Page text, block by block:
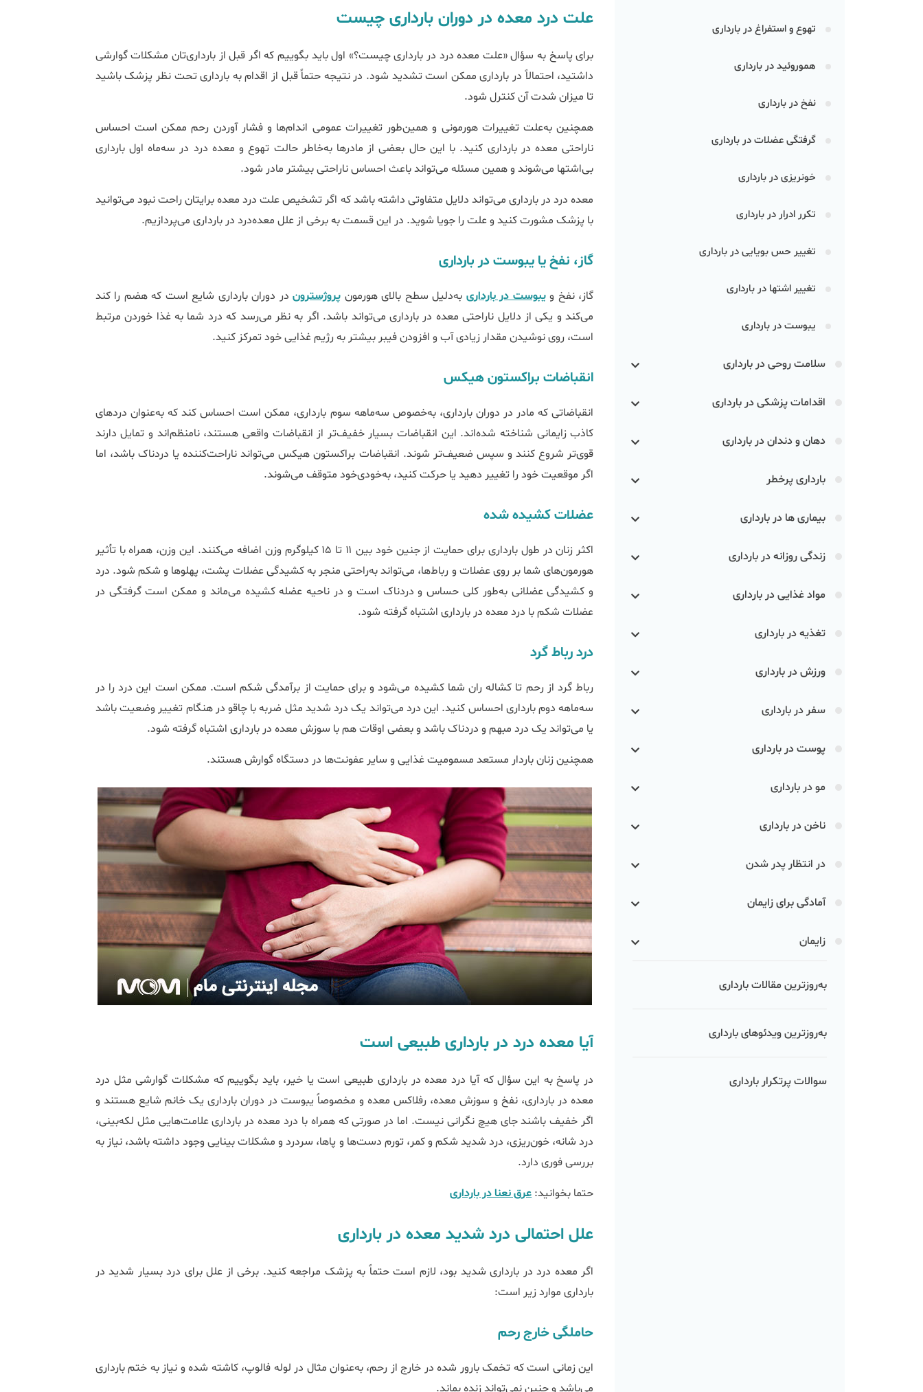
تهوع و استفراغ در بارداری
هموروئید در بارداری
نفخ در بارداری
گرفتگی عضلات در بارداری
خونریزی در بارداری
تکرر ادرار در بارداری
تغییر حس بویایی در بارداری
تغییر اشتها در بارداری
یبوست در بارداری
سلامت روحی در بارداری
اقدامات پزشکی در بارداری
دهان و دندان در بارداری
بارداری پرخطر
بیماری ها در بارداری
زندگی روزانه در بارداری
مواد غذایی در بارداری
تغذیه در بارداری
ورزش در بارداری
سفر در بارداری
پوست در بارداری
مو در بارداری
ناخن در بارداری
در انتظار پدر شدن
آمادگی برای زایمان
زایمان
به‌روزترین مقالات بارداری
به‌روزترین ویدئوهای بارداری
سوالات پرتکرار بارداری
علت درد معده در دوران بارداری چیست
برای پاسخ به سؤال «علت معده درد در بارداری چیست؟» اول باید بگوییم که اگر قبل از بارداری‌تان مشکلات گوارشی
داشتید، احتمالاً در بارداری ممکن است تشدید شود. در نتیجه حتماً قبل از اقدام به بارداری تحت نظر پزشک باشید
تا میزان شدت آن کنترل شود.
همچنین به‌علت تغییرات هورمونی و همین‌طور تغییرات عمومی اندام‌ها و فشار آوردن رحم ممکن است احساس
ناراحتی معده در بارداری کنید. با این حال بعضی از مادرها به‌خاطر حالت تهوع و معده درد در سه‌ماه اول بارداری
بی‌اشتها می‌شوند و همین مسئله می‌تواند باعث احساس ناراحتی بیشتر مادر شود.
معده درد در بارداری می‌تواند دلایل متفاوتی داشته باشد که اگر تشخیص علت درد معده برایتان راحت نبود می‌توانید
با پزشک مشورت کنید و علت را جویا شوید. در این قسمت به برخی از علل معده‌درد در بارداری می‌پردازیم.
گاز، نفخ یا یبوست در بارداری
گاز، نفخ ویبوست در بارداری به‌دلیل سطح بالای هورمون پروژستروندر دوران بارداری شایع است که هضم را کند
می‌کند و یکی از دلایل ناراحتی معده در بارداری می‌تواند باشد. اگر به نظر می‌رسد که درد شما به غذا خوردن مرتبط
است، روی نوشیدن مقدار زیادی آب و افزودن فیبر بیشتر به رژیم غذایی خود تمرکز کنید.
انقباضات براکستون هیکس
انقباضاتی که مادر در دوران بارداری، به‌خصوص سه‌ماهه سوم بارداری، ممکن است احساس کند که به‌عنوان دردهای
کاذب زایمانی شناخته شده‌اند. این انقباضات بسیار خفیف‌تر از انقباضات واقعی هستند، نامنظم‌اند و تمایل دارند
قوی‌تر شروع کنند و سپس ضعیف‌تر شوند. انقباضات براکستون هیکس می‌تواند ناراحت‌کننده یا دردناک باشد، اما
اگر موقعیت خود را تغییر دهید یا حرکت کنید، به‌خودی‌خود متوقف می‌شوند.
عضلات کشیده شده
اکثر زنان در طول بارداری برای حمایت از جنین خود بین ۱۱ تا ۱۵ کیلوگرم وزن اضافه می‌کنند. این وزن، همراه با تأثیر
هورمون‌های شما بر روی عضلات و رباط‌ها، می‌تواند به‌راحتی منجر به کشیدگی عضلات پشت، پهلوها و شکم شود. درد
و کشیدگی عضلانی به‌طور کلی حساس و دردناک است و در ناحیه عضله کشیده می‌ماند و ممکن است گرفتگی در
عضلات شکم با درد معده در بارداری اشتباه گرفته شود.
درد رباط گرد
رباط گرد از رحم تا کشاله ران شما کشیده می‌شود و برای حمایت از برآمدگی شکم است. ممکن است این درد را در
سه‌ماهه دوم بارداری احساس کنید. این درد می‌تواند یک درد شدید مثل ضربه با چاقو در هنگام تغییر وضعیت باشد
یا می‌تواند یک درد مبهم و دردناک باشد و بعضی اوقات هم با سوزش معده در بارداری اشتباه گرفته شود.
همچنین زنان باردار مستعد مسمومیت غذایی و سایر عفونت‌ها در دستگاه گوارش هستند.
آیا معده درد در بارداری طبیعی است
در پاسخ به این سؤال که آیا درد معده در بارداری طبیعی است یا خیر، باید بگوییم که مشکلات گوارشی مثل درد
معده در بارداری، نفخ و سوزش معده، رفلاکس معده و مخصوصاً یبوست در دوران بارداری یک خانم شایع هستند و
اگر خفیف باشند جای هیچ نگرانی نیست. اما در صورتی که همراه با درد معده در بارداری علامت‌هایی مثل لکه‌بینی،
درد شانه، خون‌ریزی، درد شدید شکم و کمر، تورم دست‌ها و پاها، سردرد و مشکلات بینایی وجود داشته باشد، نیاز به
بررسی فوری دارد.
حتما بخوانید:عرق نعنا در بارداری
علل احتمالی درد شدید معده در بارداری
اگر معده درد در بارداری شدید بود، لازم است حتماً به پزشک مراجعه کنید. برخی از علل برای درد بسیار شدید در
بارداری موارد زیر است:
حاملگی خارج رحم
این زمانی است که تخمک بارور شده در خارج از رحم، به‌عنوان مثال در لوله فالوپ، کاشته شده و نیاز به ختم بارداری
می‌باشد و جنین نمی‌تواند زنده بماند.